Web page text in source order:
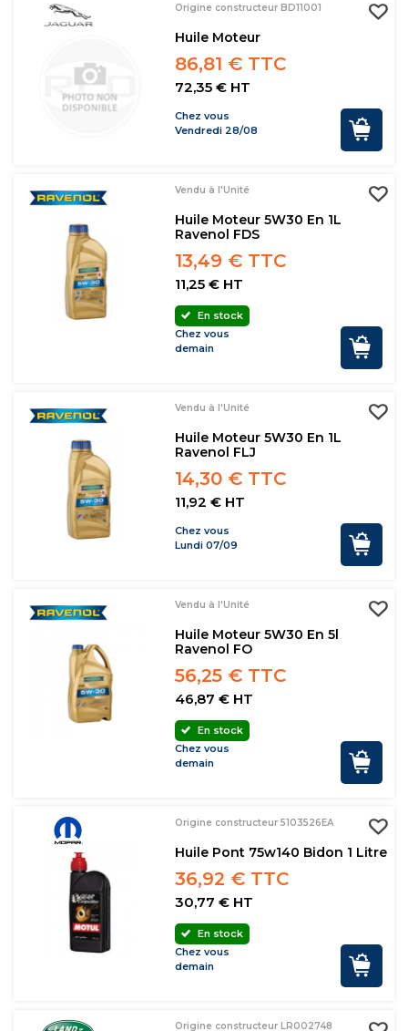
Origine constructeur BD11001
Huile Moteur
86,81 € TTC
72,35 € HT
Chez vous
Vendredi 28/08
Vendu à l'Unité
Huile Moteur 5W30 En 1L
Ravenol FDS
13,49 € TTC
11,25 € HT
En stock
Chez vous
demain
Vendu à l'Unité
Huile Moteur 5W30 En 1L
Ravenol FLJ
14,30 € TTC
11,92 € HT
Chez vous
Lundi 07/09
Vendu à l'Unité
Huile Moteur 5W30 En 5l
Ravenol FO
56,25 € TTC
46,87 € HT
En stock
Chez vous
demain
Origine constructeur 5103526EA
Huile Pont 75w140 Bidon 1 Litre
36,92 € TTC
30,77 € HT
En stock
Chez vous
demain
Origine constructeur LR002748